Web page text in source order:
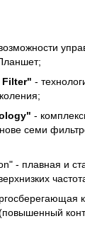
Filter" -
-
семи
- плавная и